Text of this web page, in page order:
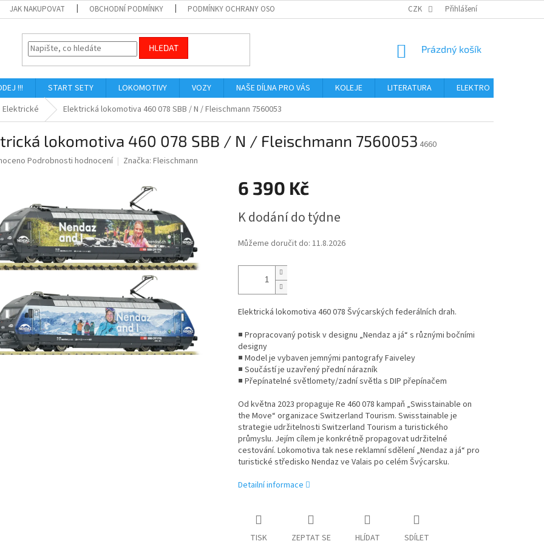
JAK NAKUPOVAT OBCHODNÍ PODMÍNKY PODMÍNKY OCHRANY OSOBNÍCH ÚDAJŮ CZK Přihlášení
HLEDAT
NÁKUPNÍ
Prázdný košík
!!! START SETY LOKOMOTIVY VOZY NAŠE DÍLNA PRO VÁS KOLEJE LITERATURA ELEKTRO
Elektrické Elektrická lokomotiva 460 078 SBB / N / Fleischmann 7560053
lokomotiva 460 078 SBB / N / Fleischmann 7560053 4660
Podrobnosti hodnocení Značka: Fleischmann
6 390 Kč
cena:
K dodání do týdne
Můžeme doručit do: 11.8.2026
Elektrická lokomotiva 460 078 Švýcarských federálních drah.
■ Propracovaný potisk v designu „Nendaz a já“ s různými bočními
designy
■ Model je vybaven jemnými pantografy Faiveley
■ Součástí je uzavřený přední nárazník
■ Přepínatelné světlomety/zadní světla s DIP přepínačem
Od května 2023 propaguje Re 460 078 kampaň „Swisstainable on
the Move“ organizace Switzerland Tourism. Swisstainable je
strategie udržitelnosti Switzerland Tourism a turistického
průmyslu. Jejím cílem je konkrétně propagovat udržitelné
cestování. Lokomotiva tak nese reklamní sdělení „Nendaz a já“ pro
turistické středisko Nendaz ve Valais po celém Švýcarsku.
Detailní informace
TISK ZEPTAT SE HLÍDAT SDÍLET